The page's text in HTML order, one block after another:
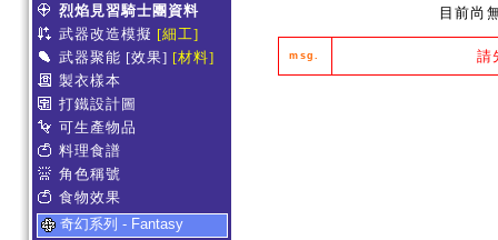
烈焰見習騎士團資料
武器改造模擬 [細工]
武器聚能 [效果] [材料]
製衣樣本
打鐵設計圖
可生產物品
料理食譜
角色稱號
食物效果
奇幻系列 - Fantasy
目前尚
msg. 請